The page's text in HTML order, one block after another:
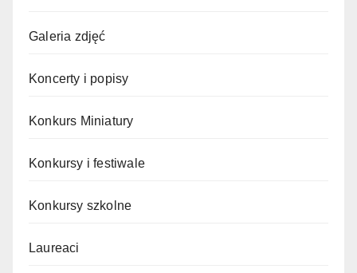
Galeria zdjęć
Koncerty i popisy
Konkurs Miniatury
Konkursy i festiwale
Konkursy szkolne
Laureaci